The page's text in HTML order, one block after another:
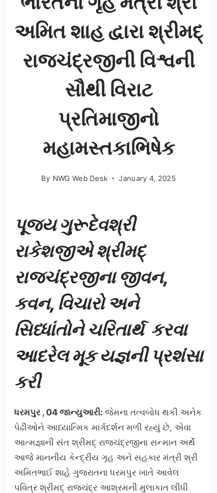
લીધી
શ્રીમદ્
રાજચંદ્ર
આશ્રમ,
અમિત શાહ દ્વારા શ્રીમદ્
રાજચંદ્રજીની વિશ્વની
સૌથી વિરાટ
પ્રતિમાજીનો
મહામસ્તકાભિષેક
By NWG Web Desk January 4, 2025
પૂજ્ય ગુરૂદેવશ્રી
રાકેશજીએ શ્રીમદ્
રાજચંદ્રજીના જીવન,
કવન, વિચારો અને
સિધ્ધાંતોને ચરિતાર્થ કરવા
આદરેલ મૂક યજ્ઞની પ્રશંસા
કરી
ધરમપુર , 04 જાન્યુઆરી: જેમના તત્વબોધ થકી અનેક
પેઢીઓને આધ્યાત્મિક માર્ગદર્શન મળી રહ્યું છે, એવા
આત્મજ્ઞાની સંત શ્રીમદ્ રાજચંદ્રજીના સન્માન અર્થે
આજે માનનીય કેન્દ્રીય ગૃહ અને સહકાર મંત્રી શ્રી
અમિતભાઈ શાહે ગુજરાતના ધરમપુર ખાતે આવેલ
પવિત્ર શ્રીમદ્ રાજચંદ્ર આશ્રમની મુલાકાત લીધી